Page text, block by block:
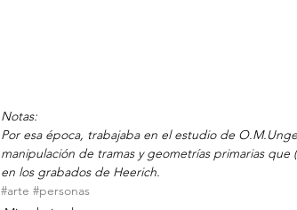
Notas:
Por esa época, trabajaba en el estudio de
manipulación de tramas y geometrías primarias
en los grabados de Heerich.
#arte #personas